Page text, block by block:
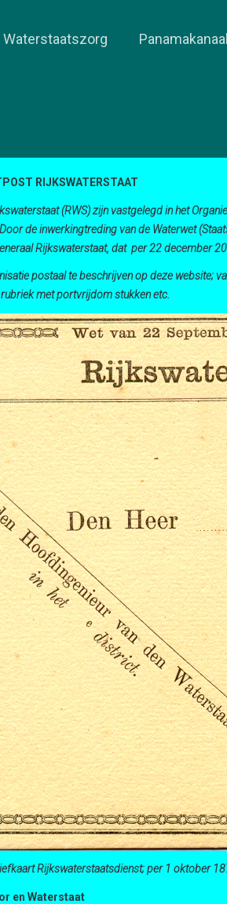
Waterstaatszorg Panamakanaal
RIJKSWATERSTAAT
(RWS) zijn vastgelegd in het
de inwerkingtreding van de Waterwet
Rijkswaterstaat, dat per 22 december
postaal te beschrijven op deze website;
met portvrijdom stukken etc.
Rijkswaterstaatsdienst; per 1 oktober
en Waterstaat